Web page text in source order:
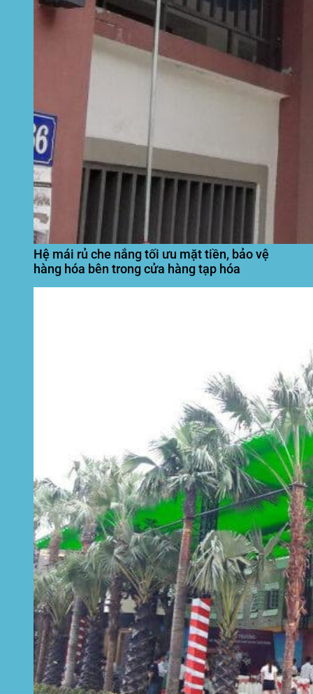
Hệ mái rủ che nắng tối ưu mặt tiền, bảo vệ
hàng hóa bên trong cửa hàng tạp hóa